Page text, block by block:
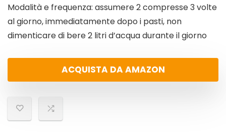
Modalità e frequenza: assumere 2 compresse 3 volte
al giorno, immediatamente dopo i pasti, non
dimenticare di bere 2 litri d’acqua durante il giorno
ACQUISTA DA AMAZON